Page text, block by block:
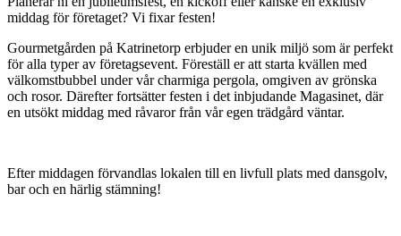
middag för företaget? Vi fixar festen!
Gourmetgården på Katrinetorp erbjuder en unik miljö som är perfekt
för alla typer av företagsevent. Föreställ er att starta kvällen med
välkomstbubbel under vår charmiga pergola, omgiven av grönska
och rosor. Därefter fortsätter festen i det inbjudande Magasinet, där
en utsökt middag med råvaror från vår egen trädgård väntar.
Efter middagen förvandlas lokalen till en livfull plats med dansgolv,
bar och en härlig stämning!